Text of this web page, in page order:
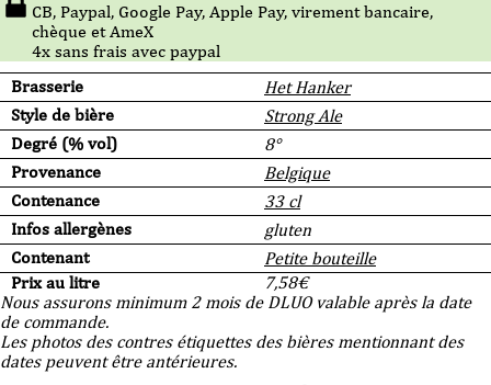
Brasserie
Het Hanker
Style de bière
Strong Ale
Degré (% vol)
8°
Provenance
Belgique
Contenance
33 cl
Infos allergènes
gluten
Contenant
Petite bouteille
Prix au litre
7,58€
Nous assurons minimum 2 mois de DLUO valable après la date
de commande.
Les photos des contres étiquettes des bières mentionnant des
dates peuvent être antérieures.
CB, Paypal, Google Pay, Apple Pay, virement bancaire,
chèque et AmeX
4x sans frais avec paypal